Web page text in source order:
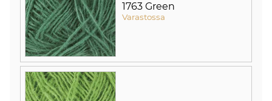
1763 Green
Varastossa